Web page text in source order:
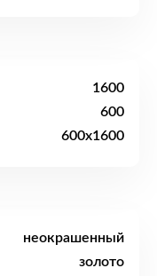
1600
600
600x1600
неокрашенный
золото